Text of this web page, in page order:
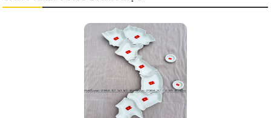
Bộ đĩa hoa mặt trời - MTA004 - Đường kính 55cm - 15 sản món
đ